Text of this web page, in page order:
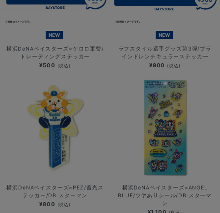
NEW
横浜DeNAベイスターズ×ケロロ軍曹/
トレーディングステッカー
¥500 (税込)
NEW
ラフスタイル選手グッズ第3弾/ブラ
インドレンチキュラーステッカー
¥900 (税込)
横浜DeNAベイスターズ×PEZ/蓄光ス
テッカー/DB.スターマン
¥800 (税込)
横浜DeNAベイスターズ×ANGEL
BLUE/ツヤありシール/DB.スターマ
ン